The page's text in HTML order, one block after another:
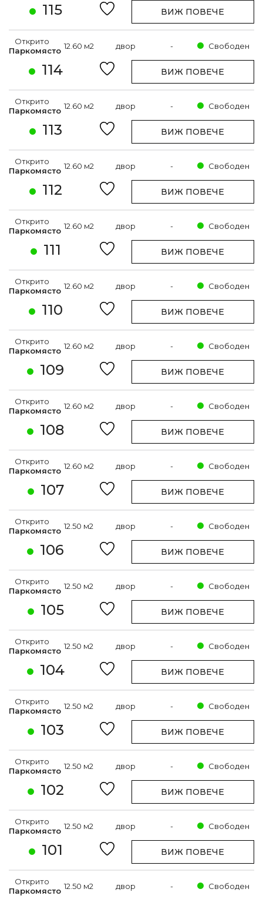
115 ВИЖ ПОВЕЧЕ
114
Открито
Паркомясто 12.60 м2 двор - Свободен
ВИЖ ПОВЕЧЕ
113
Открито
Паркомясто 12.60 м2 двор - Свободен
ВИЖ ПОВЕЧЕ
112
Открито
Паркомясто 12.60 м2 двор - Свободен
ВИЖ ПОВЕЧЕ
111
Открито
Паркомясто 12.60 м2 двор - Свободен
ВИЖ ПОВЕЧЕ
110
Открито
Паркомясто 12.60 м2 двор - Свободен
ВИЖ ПОВЕЧЕ
109
Открито
Паркомясто 12.60 м2 двор - Свободен
ВИЖ ПОВЕЧЕ
108
Открито
Паркомясто 12.60 м2 двор - Свободен
ВИЖ ПОВЕЧЕ
107
Открито
Паркомясто 12.60 м2 двор - Свободен
ВИЖ ПОВЕЧЕ
106
Открито
Паркомясто 12.50 м2 двор - Свободен
ВИЖ ПОВЕЧЕ
105
Открито
Паркомясто 12.50 м2 двор - Свободен
ВИЖ ПОВЕЧЕ
104
Открито
Паркомясто 12.50 м2 двор - Свободен
ВИЖ ПОВЕЧЕ
103
Открито
Паркомясто 12.50 м2 двор - Свободен
ВИЖ ПОВЕЧЕ
102
Открито
Паркомясто 12.50 м2 двор - Свободен
ВИЖ ПОВЕЧЕ
101
Открито
Паркомясто 12.50 м2 двор - Свободен
ВИЖ ПОВЕЧЕ
Открито
Паркомясто 12.50 м2 двор - Свободен